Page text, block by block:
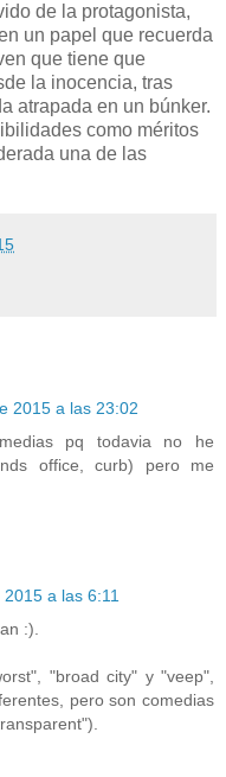
de la protagonista,
un papel que recuerda
que tiene que
la inocencia, tras
atrapada en un búnker.
como méritos
una de las
2015 a las 23:02
pq todavia no he
office, curb) pero me
a las 6:11
:).
"broad city" y "veep",
pero son comedias